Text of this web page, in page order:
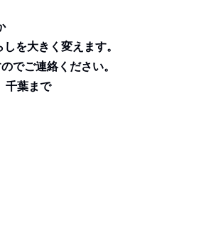
を大きく変えます。
でご連絡ください。
まで